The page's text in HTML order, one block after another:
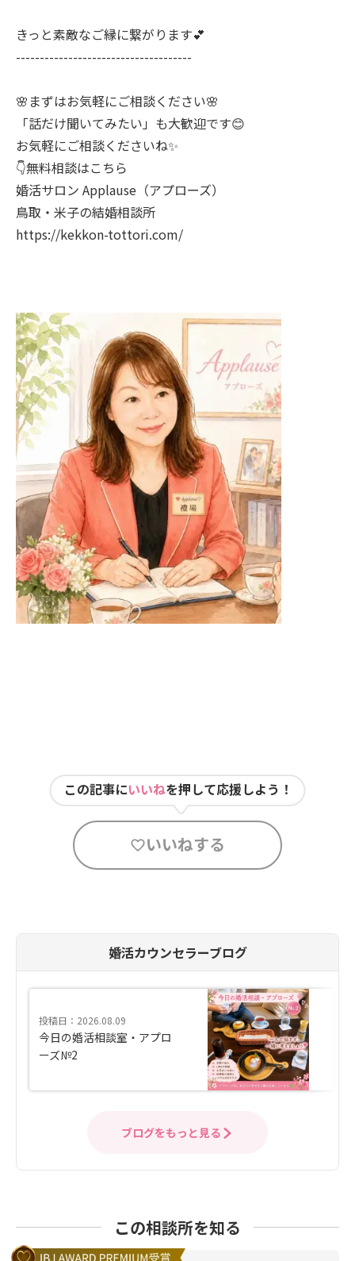
きっと素敵なご縁に繋がります💕
-------------------------------------
🌸まずはお気軽にご相談ください🌸
「話だけ聞いてみたい」も大歓迎です😊
お気軽にご相談くださいね✨
👇無料相談はこちら
婚活サロン Applause（アプローズ）
鳥取・米子の結婚相談所
https://kekkon-tottori.com/
この記事にいいねを押して応援しよう！
いいねする
婚活カウンセラーブログ
投稿日：2026.08.09
今日の婚活相談室・アプロ
ーズ№2
ブログをもっと見る
この相談所を知る